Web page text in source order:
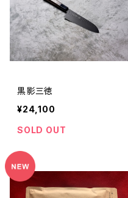
黒影三徳
¥24,100
SOLD OUT